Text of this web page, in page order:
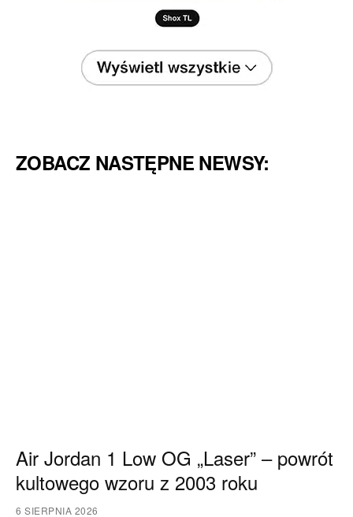
ZOBACZ NASTĘPNE NEWSY:
Air Jordan 1 Low OG „Laser” – powrót
kultowego wzoru z 2003 roku
6 SIERPNIA 2026